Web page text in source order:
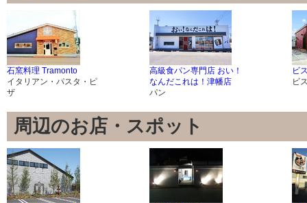
石窯料理 Tramonto
イタリアン・パスタ・ピ
ザ
高級食パン専門店 おい！
なんだこれは！津幡店
パン
ビ
ビ
周辺のお店・スポット